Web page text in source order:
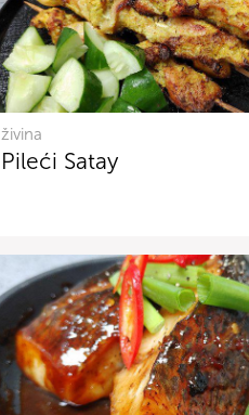
živina
Pileći Satay